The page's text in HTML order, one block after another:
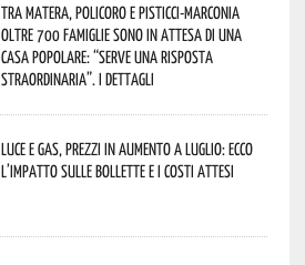
Tra Matera, Policoro e Pisticci-Marconia
oltre 700 famiglie sono in attesa di una
casa popolare: “serve una risposta
straordinaria”. I dettagli
Luce e gas, prezzi in aumento a luglio: ecco
l’impatto sulle bollette e i costi attesi